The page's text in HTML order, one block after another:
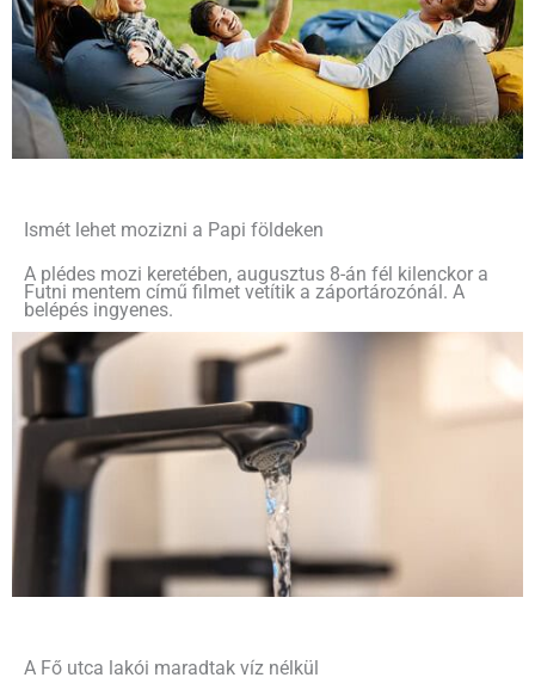
Ismét lehet mozizni a Papi földeken
A plédes mozi keretében, augusztus 8-án fél kilenckor a
Futni mentem című filmet vetítik a záportározónál. A
belépés ingyenes.
A Fő utca lakói maradtak víz nélkül